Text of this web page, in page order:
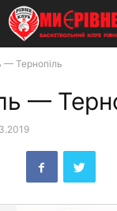
— Тернопіль
—